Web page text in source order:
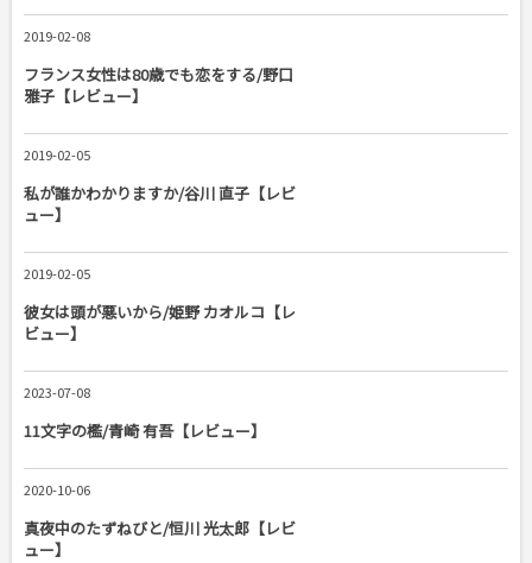
2019-02-08
フランス女性は80歳でも恋をする/野口
雅子【レビュー】
2019-02-05
私が誰かわかりますか/谷川 直子【レビ
ュー】
2019-02-05
彼女は頭が悪いから/姫野 カオルコ【レ
ビュー】
2023-07-08
11文字の檻/青崎 有吾【レビュー】
2020-10-06
真夜中のたずねびと/恒川 光太郎【レビ
ュー】